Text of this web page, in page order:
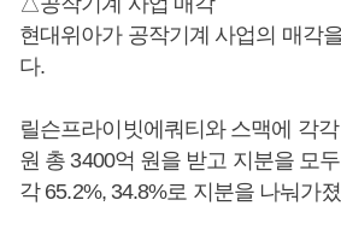
현대위아가 공작기계 사업의 매각
다.
릴슨프라이빗에쿼티와 스맥에 각
원 총 3400억 원을 받고 지분을 모
각 65.2%, 34.8%로 지분을 나눠가